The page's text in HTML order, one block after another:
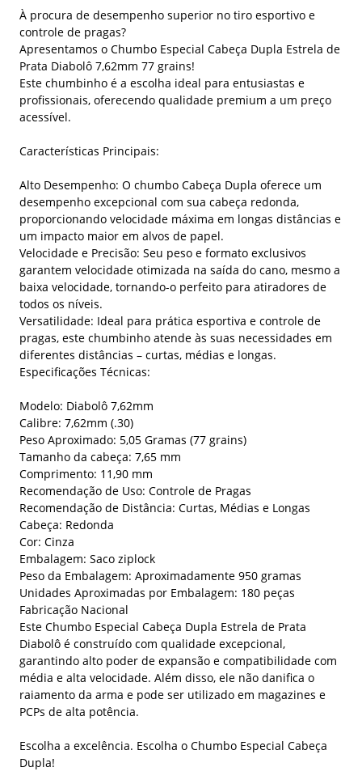
À procura de desempenho superior no tiro esportivo e
controle de pragas?
Apresentamos o Chumbo Especial Cabeça Dupla Estrela de
Prata Diabolô 7,62mm 77 grains!
Este chumbinho é a escolha ideal para entusiastas e
profissionais, oferecendo qualidade premium a um preço
acessível.
Características Principais:
Alto Desempenho: O chumbo Cabeça Dupla oferece um
desempenho excepcional com sua cabeça redonda,
proporcionando velocidade máxima em longas distâncias e
um impacto maior em alvos de papel.
Velocidade e Precisão: Seu peso e formato exclusivos
garantem velocidade otimizada na saída do cano, mesmo a
baixa velocidade, tornando-o perfeito para atiradores de
todos os níveis.
Versatilidade: Ideal para prática esportiva e controle de
pragas, este chumbinho atende às suas necessidades em
diferentes distâncias – curtas, médias e longas.
Especificações Técnicas:
Modelo: Diabolô 7,62mm
Calibre: 7,62mm (.30)
Peso Aproximado: 5,05 Gramas (77 grains)
Tamanho da cabeça: 7,65 mm
Comprimento: 11,90 mm
Recomendação de Uso: Controle de Pragas
Recomendação de Distância: Curtas, Médias e Longas
Cabeça: Redonda
Cor: Cinza
Embalagem: Saco ziplock
Peso da Embalagem: Aproximadamente 950 gramas
Unidades Aproximadas por Embalagem: 180 peças
Fabricação Nacional
Este Chumbo Especial Cabeça Dupla Estrela de Prata
Diabolô é construído com qualidade excepcional,
garantindo alto poder de expansão e compatibilidade com
média e alta velocidade. Além disso, ele não danifica o
raiamento da arma e pode ser utilizado em magazines e
PCPs de alta potência.
Escolha a excelência. Escolha o Chumbo Especial Cabeça
Dupla!